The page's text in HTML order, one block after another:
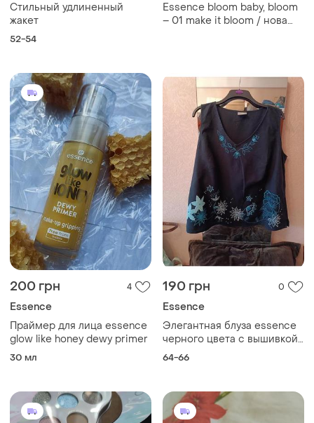
Стильный удлиненный
жакет
52-54
Essence bloom baby, bloom
– 01 make it bloom / нова
200 грн 4
Essence
Праймер для лица essence
glow like honey dewy primer
30 мл
190 грн 0
Essence
Элегантная блуза essence
черного цвета с вышивкой
и цветочным принтом со
64-66